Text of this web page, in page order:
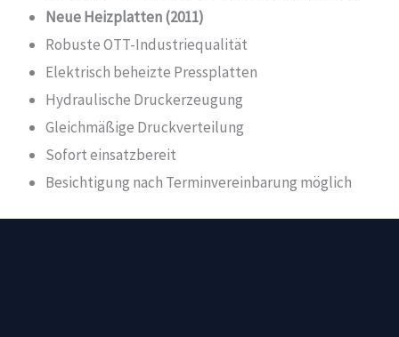
Neue Heizplatten (2011)
Robuste OTT-Industriequalität
Elektrisch beheizte Pressplatten
Hydraulische Druckerzeugung
Gleichmäßige Druckverteilung
Sofort einsatzbereit
Besichtigung nach Terminvereinbarung möglich